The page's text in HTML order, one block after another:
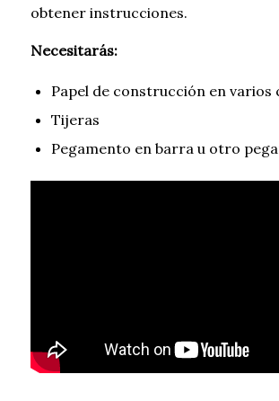
obtener instrucciones.
Necesitarás:
Papel de construcción en varios
Tijeras
Pegamento en barra u otro